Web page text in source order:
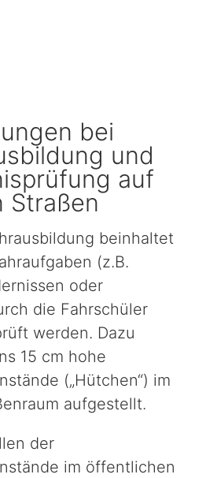
& Integration
bei
und
auf
Straßen
beinhaltet
(z.B.
oder
die Fahrschüler
werden. Dazu
15 cm hohe
(„Hütchen“) im
aufgestellt.
der
im öffentlichen